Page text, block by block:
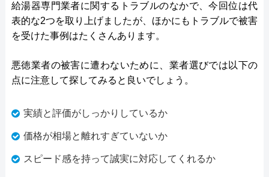
給湯器専門業者に関するトラブルのなかで、今回位は代
表的な2つを取り上げましたが、ほかにもトラブルで被害
を受けた事例はたくさんあります。
悪徳業者の被害に遭わないために、業者選びでは以下の
点に注意して探してみると良いでしょう。
実績と評価がしっかりしているか
価格が相場と離れすぎていないか
スピード感を持って誠実に対応してくれるか